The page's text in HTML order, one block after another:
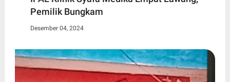
Pemilik Bungkam
Desember 04, 2024